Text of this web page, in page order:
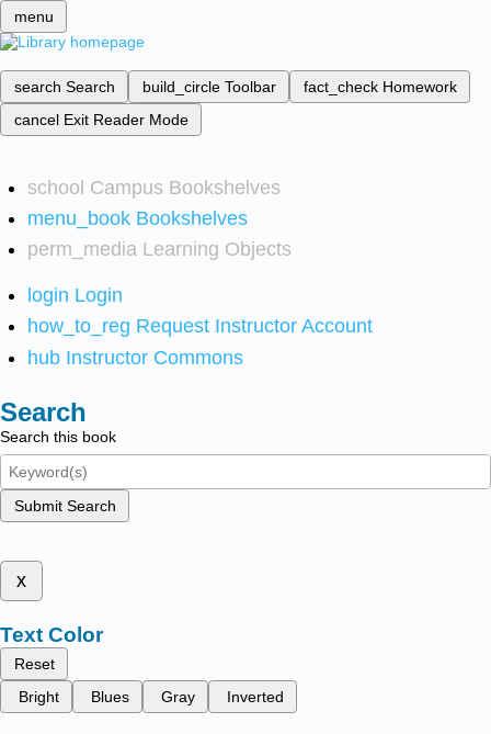
menu
search Search build_circle Toolbar fact_check Homework
cancel Exit Reader Mode
school Campus Bookshelves
menu_book Bookshelves
perm_media Learning Objects
login Login
how_to_reg Request Instructor Account
hub Instructor Commons
Search
Search this book
Submit Search
x
Text Color
Reset
Bright
Blues Gray Inverted